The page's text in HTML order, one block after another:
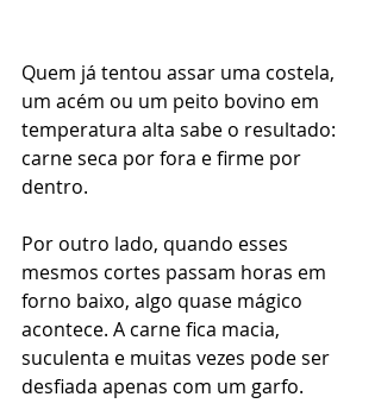
Quem já tentou assar uma costela,
um acém ou um peito bovino em
temperatura alta sabe o resultado:
carne seca por fora e firme por
dentro.
Por outro lado, quando esses
mesmos cortes passam horas em
forno baixo, algo quase mágico
acontece. A carne fica macia,
suculenta e muitas vezes pode ser
desfiada apenas com um garfo.